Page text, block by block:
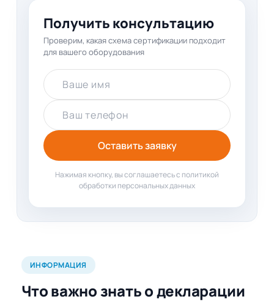
Получить консультацию
Проверим, какая схема сертификации подходит
для вашего оборудования
Ваше имя
Ваш телефон
Оставить заявку
Нажимая кнопку, вы соглашаетесь с политикой
обработки персональных данных
ИНФОРМАЦИЯ
Что важно знать о декларации